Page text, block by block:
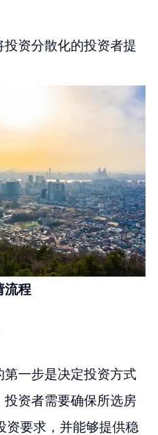
资分散化的投资者提
流程
一步是决定投资方式
资者需要确保所选房
资要求，并能够提供稳